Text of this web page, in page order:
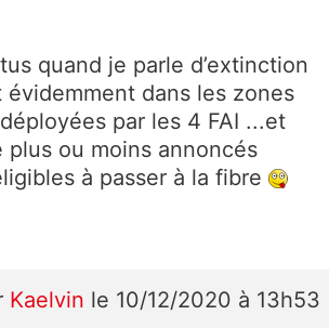
quand je parle d’extinction
dans les zones
par les 4 FAI ...et
plus ou moins annoncés
à passer à la fibre
Kaelvin le 10/12/2020 à 13h53